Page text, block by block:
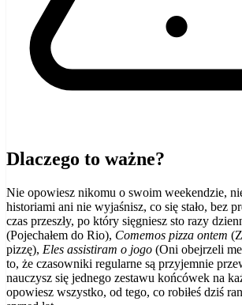
Dlaczego to ważne?
Nie opowiesz nikomu o swoim weekendzie,
historiami ani nie wyjaśnisz, co się stało, bez
czas przeszły, po który sięgniesz sto razy
(Pojechałem do Rio), Comemos pizza ontem
pizzę), Eles assistiram o jogo (Oni obejrzeli
to, że czasowniki regularne są przyjemnie
nauczysz się jednego zestawu końcówek na
opowiesz wszystko, od tego, co robiłeś dziś